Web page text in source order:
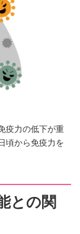
疫力の低下が重
頃から免疫力を
との関